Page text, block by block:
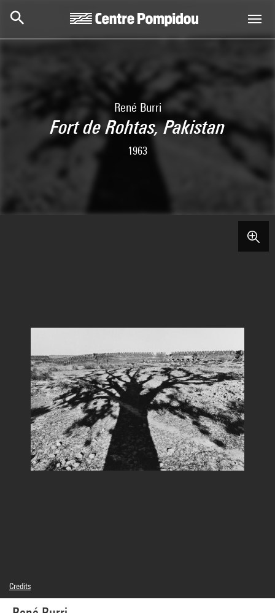
René Burri
Fort de Rohtas, Pakistan
1963
Credits
© René Burri / Magnum Photos
Photo credits : Centre Pompidou, MNAM-CCI/Bertrand Prévost/Dist. GrandPalaisRmn